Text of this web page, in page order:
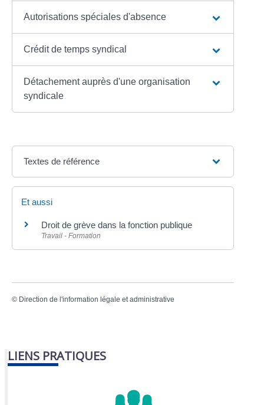
Autorisations spéciales d'absence
Crédit de temps syndical
Détachement auprès d'une organisation
syndicale
Textes de référence
Et aussi
Droit de grève dans la fonction publique
Travail - Formation
© Direction de l'information légale et administrative
LIENS PRATIQUES